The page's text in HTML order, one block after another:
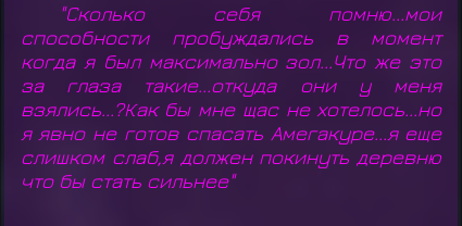
"Сколько себя помню...мои
способности пробуждались в момент
когда я был максимально зол...Что же это
за глаза такие...откуда они у меня
взялись...?Как бы мне щас не хотелось...но
я явно не готов спасать Амегакуре...я еще
слишком слаб,я должен покинуть деревню
что бы стать сильнее"